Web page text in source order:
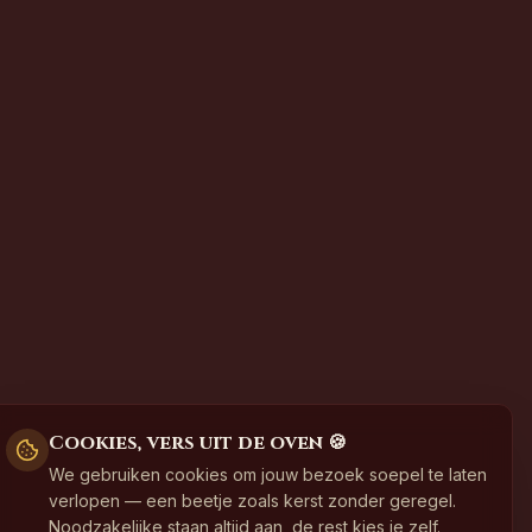
Cookies, vers uit de oven 🍪
We gebruiken cookies om jouw bezoek soepel te laten
verlopen — een beetje zoals kerst zonder geregel.
Noodzakelijke staan altijd aan, de rest kies je zelf.